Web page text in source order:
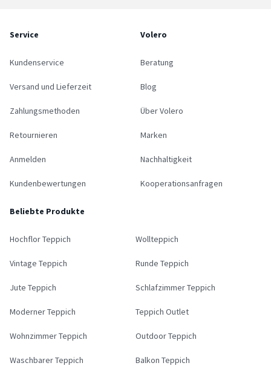
Service
Kundenservice
Versand und Lieferzeit
Zahlungsmethoden
Retournieren
Anmelden
Kundenbewertungen
Volero
Beratung
Blog
Über Volero
Marken
Nachhaltigkeit
Kooperationsanfragen
Beliebte Produkte
Hochflor Teppich Wollteppich
Vintage Teppich Runde Teppich
Jute Teppich Schlafzimmer Teppich
Moderner Teppich Teppich Outlet
Wohnzimmer Teppich Outdoor Teppich
Waschbarer Teppich Balkon Teppich